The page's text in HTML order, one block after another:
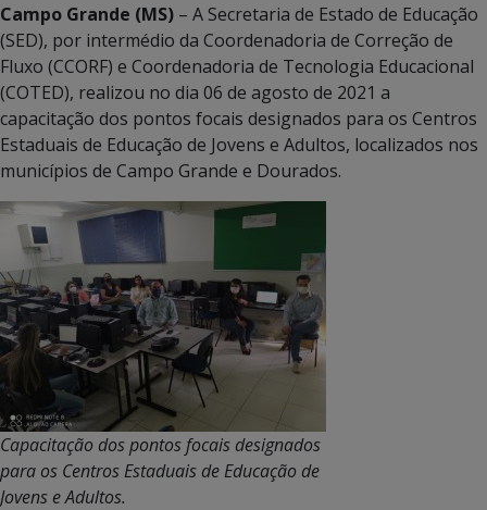
Campo Grande (MS) – A Secretaria de Estado de Educação
(SED), por intermédio da Coordenadoria de Correção de
Fluxo (CCORF) e Coordenadoria de Tecnologia Educacional
(COTED), realizou no dia 06 de agosto de 2021 a
capacitação dos pontos focais designados para os Centros
Estaduais de Educação de Jovens e Adultos, localizados nos
municípios de Campo Grande e Dourados.
Capacitação dos pontos focais designados
para os Centros Estaduais de Educação de
Jovens e Adultos.